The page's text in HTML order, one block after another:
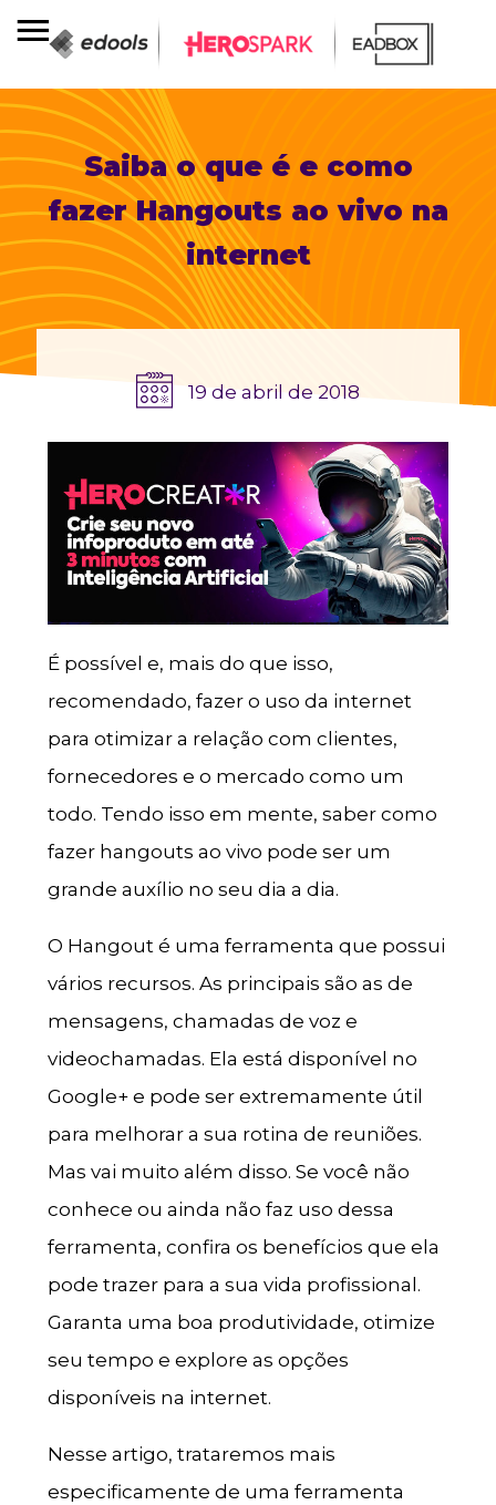
Saiba o que é e como
fazer Hangouts ao vivo na
internet
19 de abril de 2018
É possível e, mais do que isso,
recomendado, fazer o uso da internet
para otimizar a relação com clientes,
fornecedores e o mercado como um
todo. Tendo isso em mente, saber como
fazer hangouts ao vivo pode ser um
grande auxílio no seu dia a dia.
O Hangout é uma ferramenta que possui
vários recursos. As principais são as de
mensagens, chamadas de voz e
videochamadas. Ela está disponível no
Google+ e pode ser extremamente útil
para melhorar a sua rotina de reuniões.
Mas vai muito além disso. Se você não
conhece ou ainda não faz uso dessa
ferramenta, confira os benefícios que ela
pode trazer para a sua vida profissional.
Garanta uma boa produtividade, otimize
seu tempo e explore as opções
disponíveis na internet.
Nesse artigo, trataremos mais
especificamente de uma ferramenta